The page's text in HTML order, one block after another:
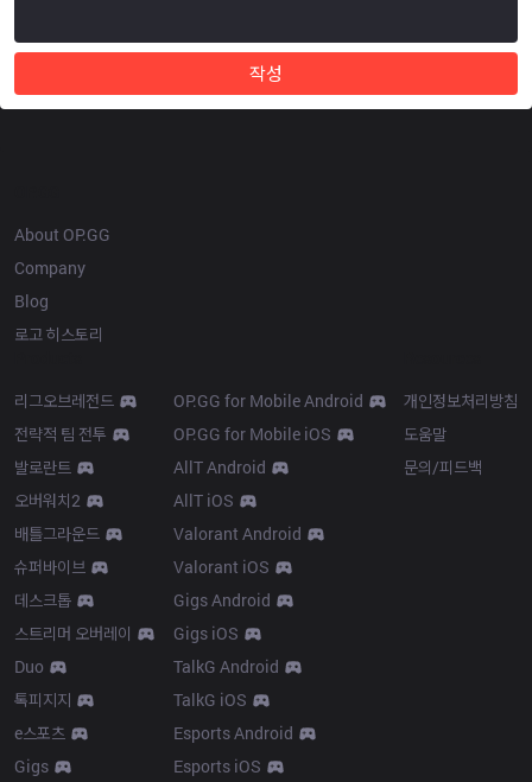
작성
About OP.GG
Company
Blog
로고 히스토리
리그오브레전드
전략적 팀 전투
발로란트
오버워치2
배틀그라운드
슈퍼바이브
데스크톱
스트리머 오버레이
Duo
톡피지지
e스포츠
Gigs
OP.GG for Mobile Android
OP.GG for Mobile iOS
AllT Android
AllT iOS
Valorant Android
Valorant iOS
Gigs Android
Gigs iOS
TalkG Android
TalkG iOS
Esports Android
Esports iOS
개인정보처리방침
도움말
문의/피드백